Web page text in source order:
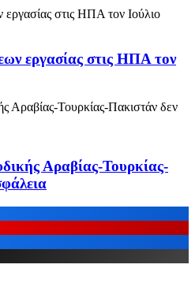
εργασίας στις ΗΠΑ τον
Αραβίας-Τουρκίας-